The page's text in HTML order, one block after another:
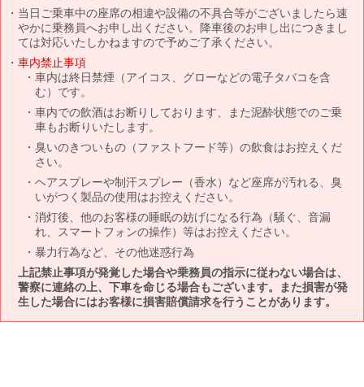
当日ご乗車中の座席の相違や設備の不具合等がございましたら速
やかに乗務員へお申し出ください。降車後のお申し出につきまし
ては対応いたしかねますので予めご了承ください。
車内禁止事項
車内は終日禁煙（アイコス、グローなどの電子タバコを含
む）です。
車内での飲酒はお断りしております、また泥酔状態でのご乗
車もお断りいたします。
臭いのきついもの（ファストフード等）の飲食はお控えくだ
さい。
ヘアスプレーや制汗スプレー（香水）など座席が汚れる、臭
いがつく製品の使用はお控えください。
消灯後、他のお客様の睡眠の妨げになる行為（騒ぐ、音漏
れ、スマートフォンの操作）等はお控えください。
暴力行為など、その他迷惑行為
上記禁止事項が発覚した場合や乗務員の指示に従わない場合は、
警察に連絡の上、下車を命じる場合もございます。また損害が発
生した場合にはお客様に損害賠償請求を行うことがあります。